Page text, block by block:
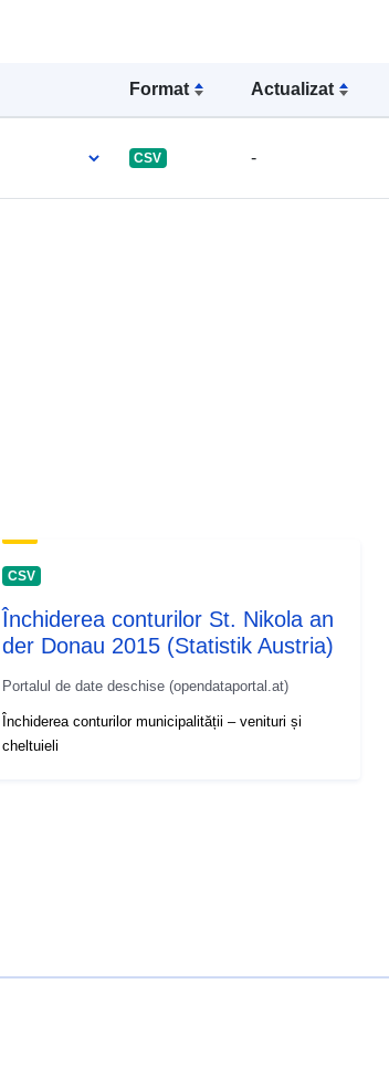
Format Actualizat
CSV -
CSV
Închiderea conturilor St. Nikola an
der Donau 2015 (Statistik Austria)
Portalul de date deschise (opendataportal.at)
Închiderea conturilor municipalității – venituri și
cheltuieli